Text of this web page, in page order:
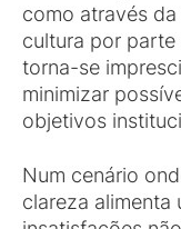
como através
cultura por
torna-se
minimizar
objetivos
Num cenário
clareza alimenta